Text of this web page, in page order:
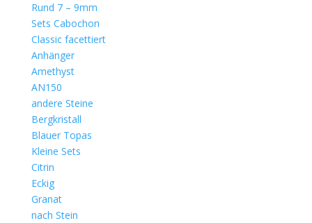
Rund 7 – 9mm
Sets Cabochon
Classic facettiert
Anhänger
Amethyst
AN150
andere Steine
Bergkristall
Blauer Topas
Kleine Sets
Citrin
Eckig
Granat
nach Stein